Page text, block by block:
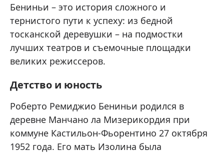
Бениньи – это история сложного и
тернистого пути к успеху: из бедной
тосканской деревушки – на подмостки
лучших театров и съемочные площадки
великих режиссеров.
Детство и юность
Роберто Ремиджио Бениньи родился в
деревне Манчано ла Мизерикордия при
коммуне Кастильон-Фьорентино 27 октября
1952 года. Его мать Изолина была